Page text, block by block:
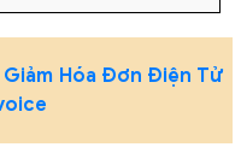
Hóa Đơn Điện Tử